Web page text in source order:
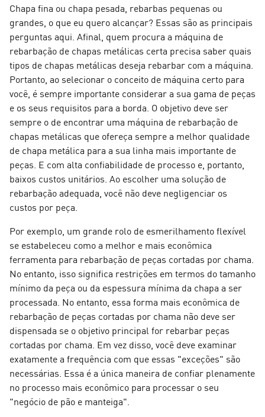
Chapa fina ou chapa pesada, rebarbas pequenas ou
grandes, o que eu quero alcançar? Essas são as principais
perguntas aqui. Afinal, quem procura a máquina de
rebarbação de chapas metálicas certa precisa saber quais
tipos de chapas metálicas deseja rebarbar com a máquina.
Portanto, ao selecionar o conceito de máquina certo para
você, é sempre importante considerar a sua gama de peças
e os seus requisitos para a borda. O objetivo deve ser
sempre o de encontrar uma máquina de rebarbação de
chapas metálicas que ofereça sempre a melhor qualidade
de chapa metálica para a sua linha mais importante de
peças. E com alta confiabilidade de processo e, portanto,
baixos custos unitários. Ao escolher uma solução de
rebarbação adequada, você não deve negligenciar os
custos por peça.
Por exemplo, um grande rolo de esmerilhamento flexível
se estabeleceu como a melhor e mais econômica
ferramenta para rebarbação de peças cortadas por chama.
No entanto, isso significa restrições em termos do tamanho
mínimo da peça ou da espessura mínima da chapa a ser
processada. No entanto, essa forma mais econômica de
rebarbação de peças cortadas por chama não deve ser
dispensada se o objetivo principal for rebarbar peças
cortadas por chama. Em vez disso, você deve examinar
exatamente a frequência com que essas "exceções" são
necessárias. Essa é a única maneira de confiar plenamente
no processo mais econômico para processar o seu
"negócio de pão e manteiga".